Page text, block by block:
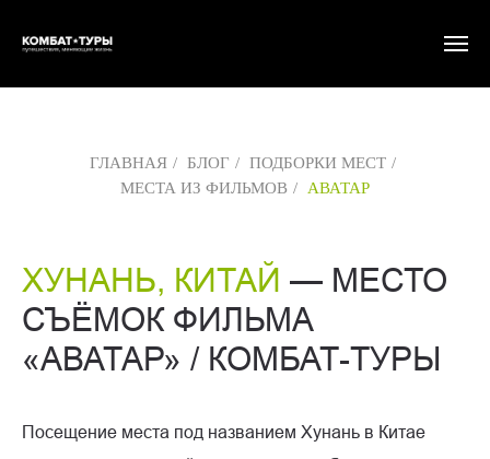
ГЛАВНАЯ / БЛОГ / ПОДБОРКИ МЕСТ /
МЕСТА ИЗ ФИЛЬМОВ / АВАТАР
ХУНАНЬ, КИТАЙ — МЕСТО
СЪЁМОК ФИЛЬМА
«АВАТАР» / КОМБАТ-ТУРЫ
Посещение места под названием Хунань в Китае